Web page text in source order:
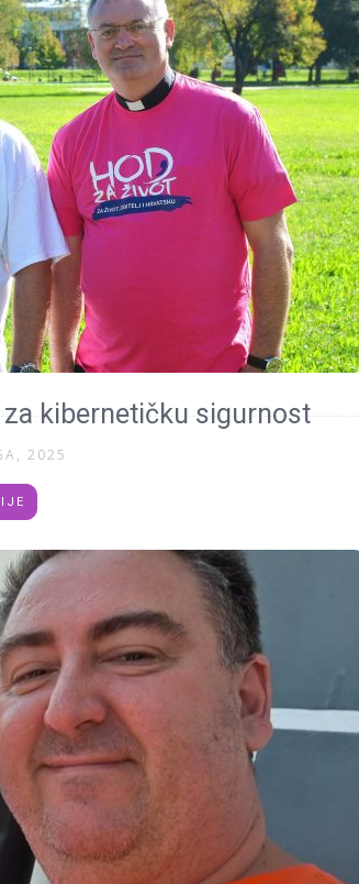
kibernetičku sigurnost
2025